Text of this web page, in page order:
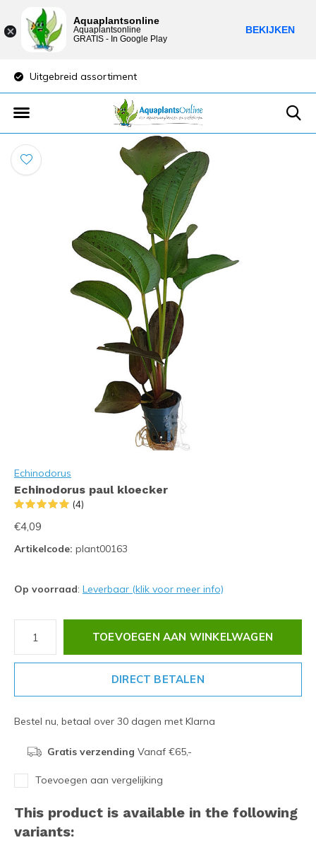
Uitgebreid assortiment
Echinodorus
Echinodorus paul kloecker
(4)
€4,09
Artikelcode: plant00163
Op voorraad: Leverbaar (klik voor meer info)
TOEVOEGEN AAN WINKELWAGEN
DIRECT BETALEN
Bestel nu, betaal over 30 dagen met Klarna
Gratis verzending Vanaf €65,-
Toevoegen aan vergelijking
This product is available in the following
variants:
Aquaplantsonline
Aquaplantsonline
GRATIS - In Google Play
BEKIJKEN